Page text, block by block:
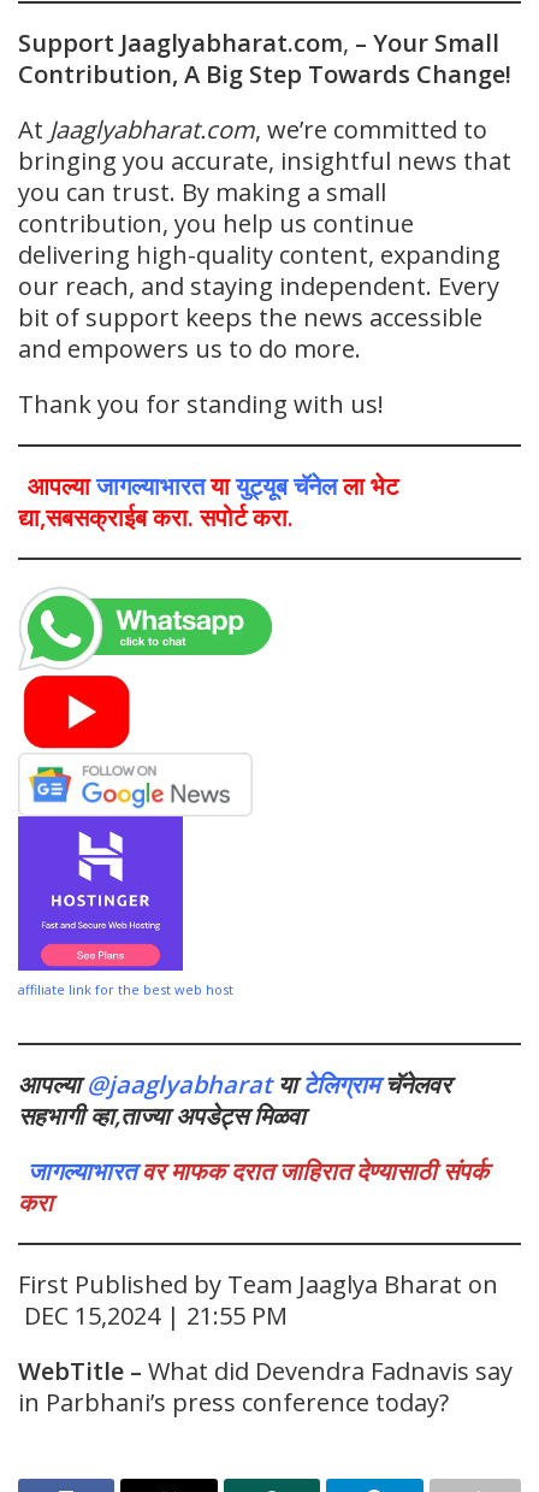
Support Jaaglyabharat.com, – Your Small
Contribution, A Big Step Towards Change!
At Jaaglyabharat.com, we’re committed to
bringing you accurate, insightful news that
you can trust. By making a small
contribution, you help us continue
delivering high-quality content, expanding
our reach, and staying independent. Every
bit of support keeps the news accessible
and empowers us to do more.
Thank you for standing with us!
आपल्याजागल्याभारतयायुट्यूब चॅनेलला भेट
द्या,सबसक्राईब करा. सपोर्ट करा.
affiliate link for the best web host
आपल्या@jaaglyabharatयाटेलिग्रामचॅनेलवर
सहभागी व्हा,ताज्या अपडेट्स मिळवा
जागल्याभारतवर माफक दरात जाहिरात देण्यासाठी संपर्क
करा
First Published by Team Jaaglya Bharat on
DEC 15,2024 | 21:55 PM
WebTitle – What did Devendra Fadnavis say
in Parbhani’s press conference today?